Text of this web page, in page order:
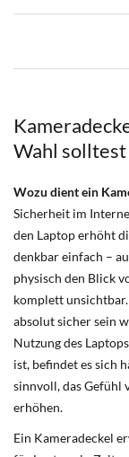
Wahl
Wozu dient ein
Sicherheit im
den Laptop erhöht
denkbar einfach –
physisch den Blick
komplett
absolut sicher sein
Nutzung des
ist, befindet es sich
sinnvoll, das Gefühl
erhöhen.
Ein Kameradeckel